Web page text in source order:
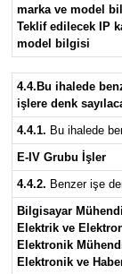
marka ve model
Teklif edilecek IP
model bilgisi
4.4.Bu ihalede
işlere denk
4.4.1. Bu ihalede
E-IV Grubu İşler
4.4.2. Benzer işe
Bilgisayar
Elektrik ve
Elektronik
Elektronik ve